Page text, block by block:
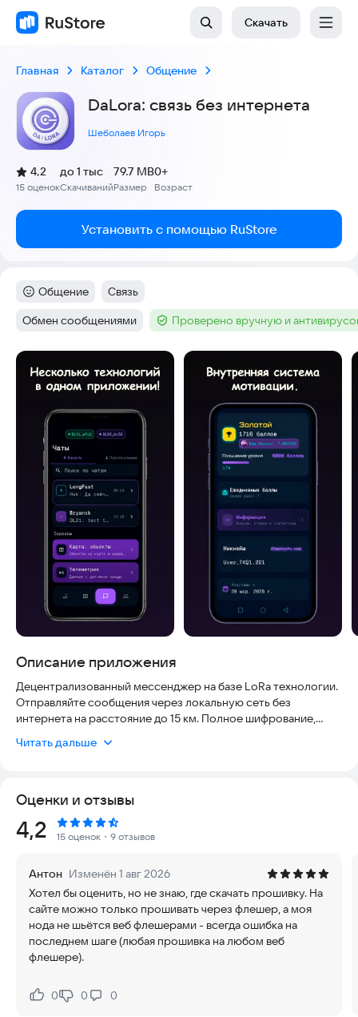
Скачать
Главная Каталог Общение
DaLora: связь без интернета
Шеболаев Игорь
Рейтинг:
4,2
(
15 оценок
)
Скачиваний
до 1 тыс
Размер
79.7 MB
Возраст
0+
Установить с помощью RuStore
Категория:
Общение Тег:
Связь
Тег:
Обмен сообщениями Тег :Проверено вручную и
Скриншоты
Описание приложения
Децентрализованный мессенджер на базе LoRa технологии.
Отправляйте сообщения через локальную сеть без
интернета на расстояние до 15 км. Полное шифрование,
критических ситуаций и резервной связи.
✓ Связь без интернета
Обменивайтесь сообщениями через локальную LoRa сеть,
работает полностью оффлайн.
✓ Децентрализованная архитектура
Приложение не требует центральных серверов. Каждый
пользователь — узел сети. Сообщения маршрутируются
✓ Дальность до 15 км
Читать дальше
Оценки и отзывы
Рейтинг:
4,2 15 оценок ・9 отзывов
Антон Изменён 1 авг 2026
Хотел бы оценить, но не знаю, где скачать прошивку. На
сайте можно только прошивать через флешер, а моя
нода не шьётся веб флешерами - всегда ошибка на
последнем шаге (любая прошивка на любом веб
флешере).
Нравится:
0Не нравится:
0 0